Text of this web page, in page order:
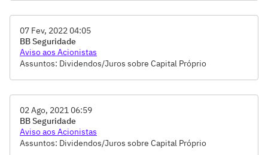
07 Fev, 2022 04:05
BB Seguridade
Aviso aos Acionistas
Assuntos: Dividendos/Juros sobre Capital Próprio
02 Ago, 2021 06:59
BB Seguridade
Aviso aos Acionistas
Assuntos: Dividendos/Juros sobre Capital Próprio